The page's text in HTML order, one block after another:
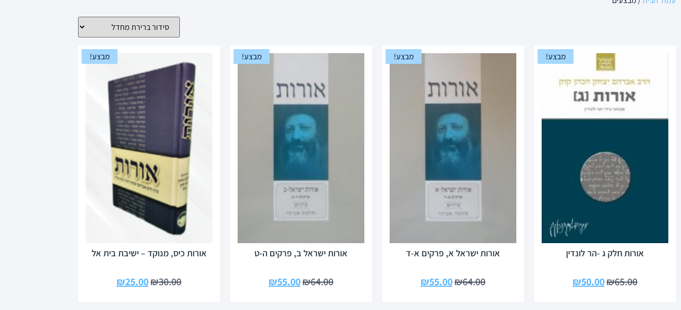
מבצע!
אורות חלק ג -הר לונדין
₪65.00
₪50.00
מבצע!
אורות ישראל א, פרקים א-ד
₪64.00
₪55.00
מבצע!
אורות ישראל ב, פרקים ה-ט
₪64.00
₪55.00
מבצע!
אורות כיס, מנוקד – ישיבת בית אל
₪30.00
₪25.00